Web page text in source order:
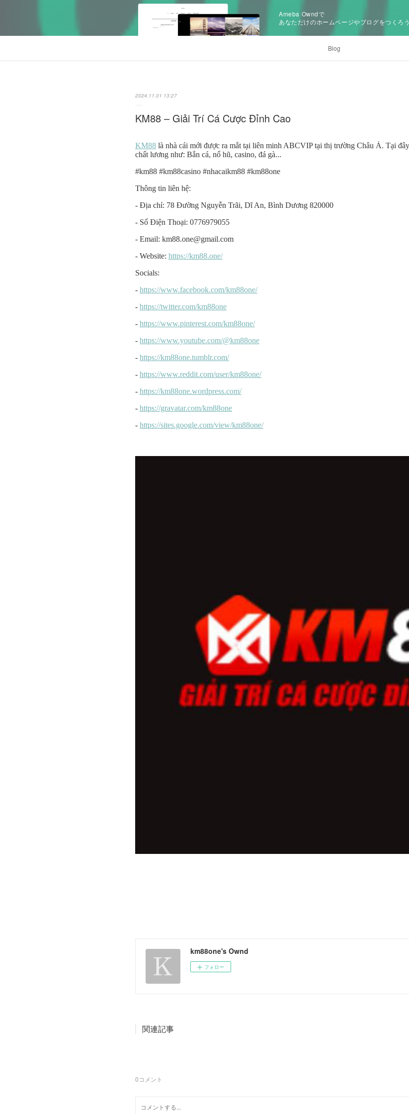
Ameba Owndで
あなただけのホームページやブログをつくろう
Blog
2024.11.01 13:27
KM88 – Giải Trí Cá Cược Đỉnh Cao
km88one's Ownd
フォロー
関連記事
0コメント